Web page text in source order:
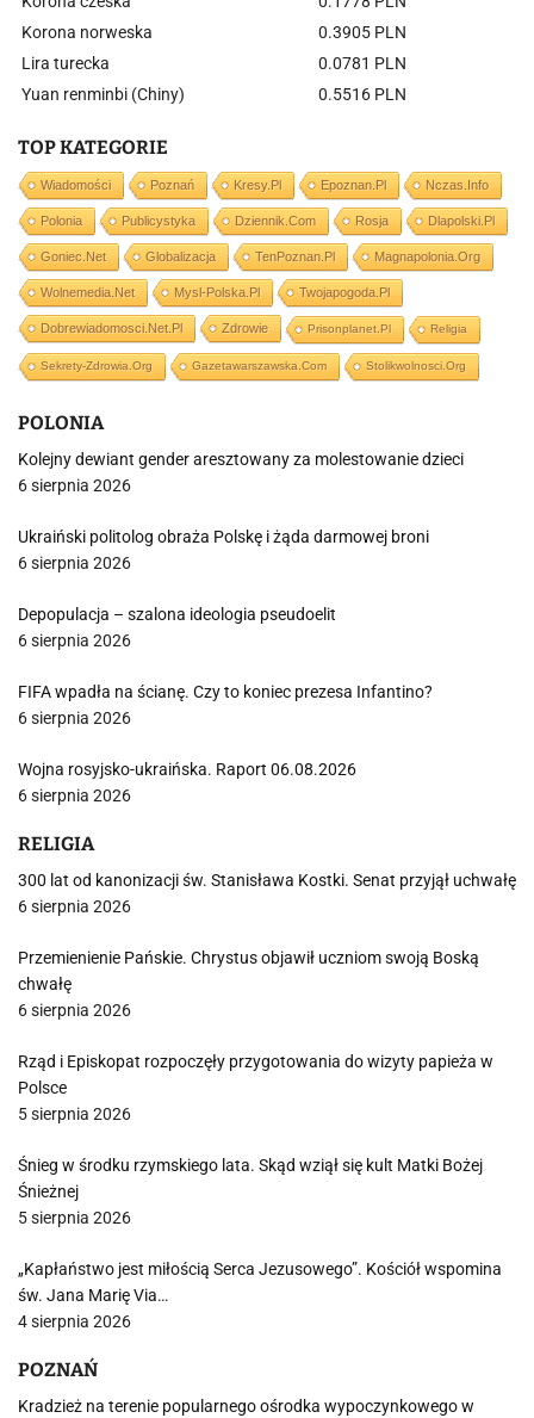
Korona norweska
0.3905 PLN
Lira turecka
0.0781 PLN
Yuan renminbi (Chiny)
0.5516 PLN
TOP KATEGORIE
Wiadomości Poznań Kresy.pl Epoznan.pl Nczas.info
Polonia Publicystyka Dziennik.com Rosja Dlapolski.pl
Goniec.net Globalizacja TenPoznan.pl Magnapolonia.org
Wolnemedia.net Mysl-Polska.pl Twojapogoda.pl
Dobrewiadomosci.net.pl Zdrowie Prisonplanet.pl Religia
Sekrety-Zdrowia.org Gazetawarszawska.com Stolikwolnosci.org
POLONIA
Kolejny dewiant gender aresztowany za molestowanie dzieci
6 sierpnia 2026
Ukraiński politolog obraża Polskę i żąda darmowej broni
6 sierpnia 2026
Depopulacja – szalona ideologia pseudoelit
6 sierpnia 2026
FIFA wpadła na ścianę. Czy to koniec prezesa Infantino?
6 sierpnia 2026
Wojna rosyjsko-ukraińska. Raport 06.08.2026
6 sierpnia 2026
RELIGIA
300 lat od kanonizacji św. Stanisława Kostki. Senat przyjął uchwałę
6 sierpnia 2026
Przemienienie Pańskie. Chrystus objawił uczniom swoją Boską
chwałę
6 sierpnia 2026
Rząd i Episkopat rozpoczęły przygotowania do wizyty papieża w
Polsce
5 sierpnia 2026
Śnieg w środku rzymskiego lata. Skąd wziął się kult Matki Bożej
Śnieżnej
5 sierpnia 2026
„Kapłaństwo jest miłością Serca Jezusowego”. Kościół wspomina
św. Jana Marię Via…
4 sierpnia 2026
POZNAŃ
Kradzież na terenie popularnego ośrodka wypoczynkowego w